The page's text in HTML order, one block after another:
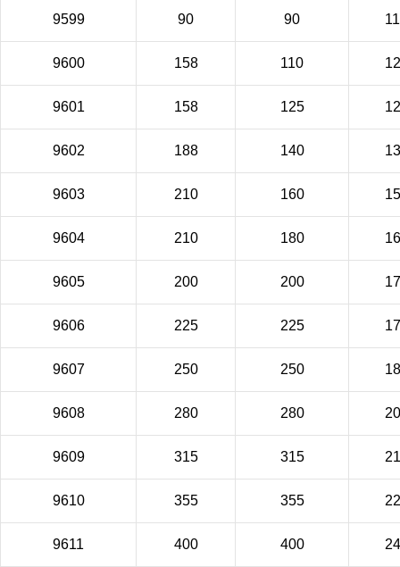
9599 90 90
9600 158 110
9601 158 125
9602 188 140
9603 210 160
9604 210 180
9605 200 200
9606 225 225
9607 250 250
9608 280 280
9609 315 315
9610 355 355
9611 400 400